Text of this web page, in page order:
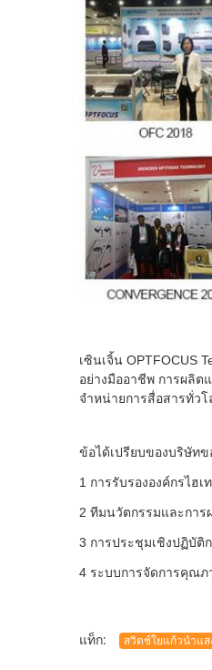
เซินเจิ้น OPTFOCUS
อย่างมืออาชีพ การผลิต
จำหน่ายการสื่อสารทั่ว
ข้อได้เปรียบของบริษัทข
1 การรับรององค์กรไฮเ
2 ทีมนวัตกรรมและการ
3 การประชุมเชิงปฏิบัติ
4 ระบบการจัดการคุณภ
แท็ก: สวิตช์ใยแก้วนำแ